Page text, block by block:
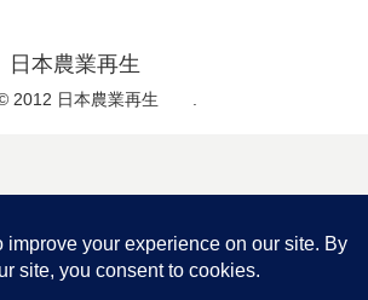
日本農業再生
2012 日本農業再生 .